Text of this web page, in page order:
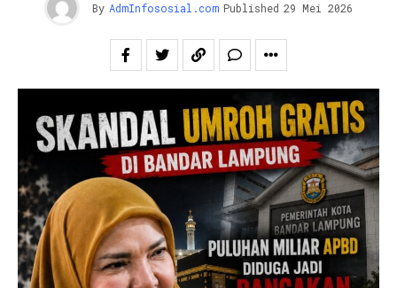
By AdmInfososial.com Published 29 Mei 2026